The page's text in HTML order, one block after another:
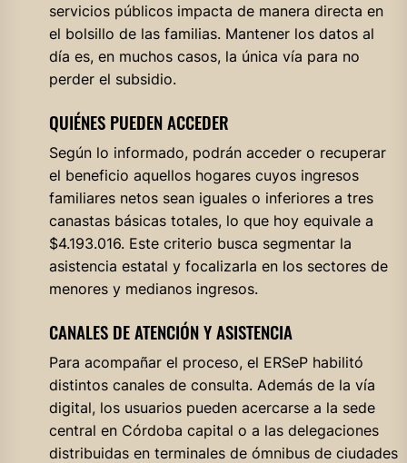
servicios públicos impacta de manera directa en
el bolsillo de las familias. Mantener los datos al
día es, en muchos casos, la única vía para no
perder el subsidio.
QUIÉNES PUEDEN ACCEDER
Según lo informado, podrán acceder o recuperar
el beneficio aquellos hogares cuyos ingresos
familiares netos sean iguales o inferiores a tres
canastas básicas totales, lo que hoy equivale a
$4.193.016. Este criterio busca segmentar la
asistencia estatal y focalizarla en los sectores de
menores y medianos ingresos.
CANALES DE ATENCIÓN Y ASISTENCIA
Para acompañar el proceso, el ERSeP habilitó
distintos canales de consulta. Además de la vía
digital, los usuarios pueden acercarse a la sede
central en Córdoba capital o a las delegaciones
distribuidas en terminales de ómnibus de ciudades